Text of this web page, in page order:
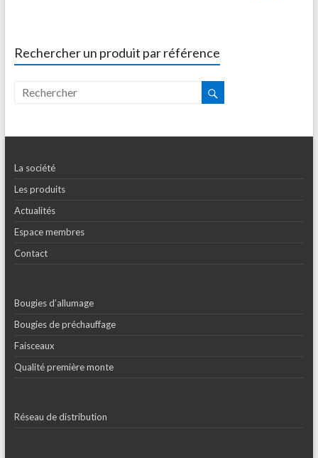
Rechercher un produit par référence
La société
Les produits
Actualités
Espace membres
Contact
Bougies d’allumage
Bougies de préchauffage
Faisceaux
Qualité première monte
Réseau de distribution